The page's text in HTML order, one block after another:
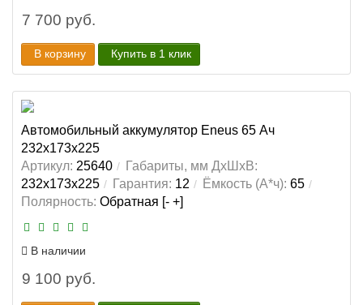
7 700 руб.
В корзину Купить в 1 клик
Автомобильный аккумулятор Eneus 65 Ач
232x173x225
Артикул: 25640
Габариты, мм ДхШхВ:
232x173x225
Гарантия: 12 Ёмкость (А*ч): 65
Полярность: Обратная [- +]
В наличии
9 100 руб.